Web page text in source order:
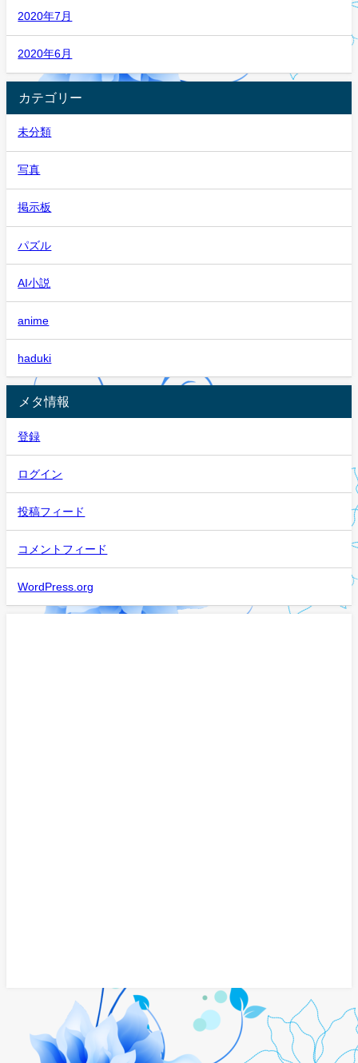
2020年7月
2020年6月
カテゴリー
未分類
写真
掲示板
パズル
AI小説
anime
haduki
メタ情報
登録
ログイン
投稿フィード
コメントフィード
WordPress.org